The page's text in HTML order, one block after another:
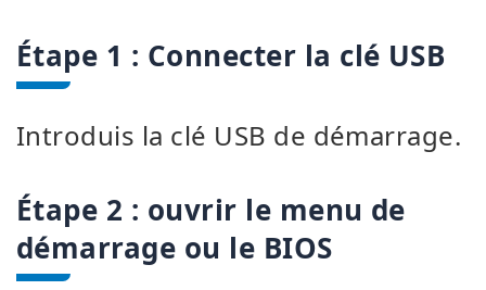
Étape 1 : Connecter la clé USB
Introduis la clé USB de démarrage.
Étape 2 : ouvrir le menu de
démarrage ou le BIOS